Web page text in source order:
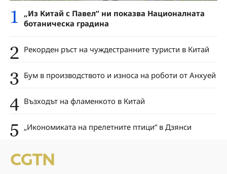
1
„Из Китай с Павел“ ни показва Националната
ботаническа градина
2 Рекорден ръст на чуждестранните туристи в Китай
3 Бум в производството и износа на роботи от Анхуей
4 Възходът на фламенкото в Китай
5 „Икономиката на прелетните птици“ в Дзянси